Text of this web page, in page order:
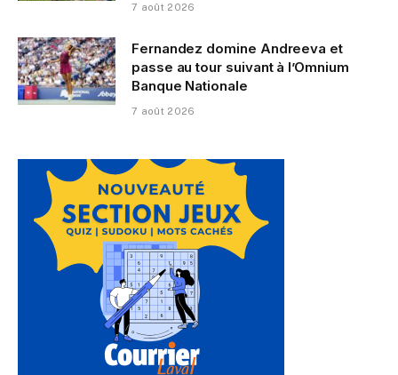
7 août 2026
Fernandez domine Andreeva et
passe au tour suivant à l’Omnium
Banque Nationale
7 août 2026